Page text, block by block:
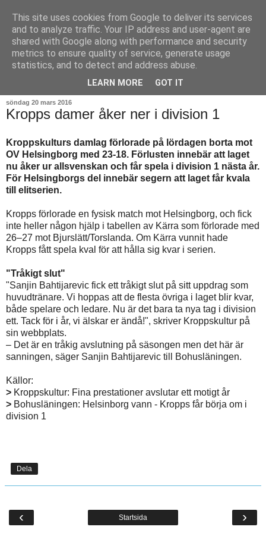
söndag 20 mars 2016
Kropps damer åker ner i division 1
Kroppskulturs damlag förlorade på lördagen borta mot
OV Helsingborg med 23-18. Förlusten innebär att laget
nu åker ur allsvenskan och får spela i division 1 nästa år.
För Helsingborgs del innebär segern att laget får kvala
till elitserien.
Kropps förlorade en fysisk match mot Helsingborg, och fick
inte heller någon hjälp i tabellen av Kärra som förlorade med
26–27 mot Bjurslätt/Torslanda. Om Kärra vunnit hade
Kropps fått spela kval för att hålla sig kvar i serien.
"Tråkigt slut"
"Sanjin Bahtijarevic fick ett tråkigt slut på sitt uppdrag som
huvudtränare. Vi hoppas att de flesta övriga i laget blir kvar,
både spelare och ledare. Nu är det bara ta nya tag i division
ett. Tack för i år, vi älskar er ändå!", skriver Kroppskultur på
sin webbplats.
– Det är en tråkig avslutning på säsongen men det här är
sanningen, säger Sanjin Bahtijarevic till Bohusläningen.
Källor:
> Kroppskultur: Fina prestationer avslutar ett motigt år
> Bohusläningen: Helsinborg vann - Kropps får börja om i
division 1
Dela
‹ ›
Startsida
This site uses cookies from Google to deliver its services
and to analyze traffic. Your IP address and user-agent are
shared with Google along with performance and security
metrics to ensure quality of service, generate usage
statistics, and to detect and address abuse.
LEARN MORE GOT IT